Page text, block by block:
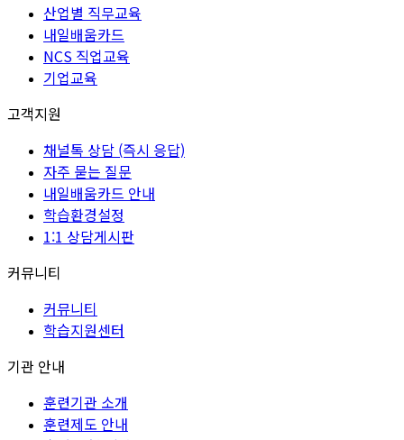
산업별 직무교육
내일배움카드
NCS 직업교육
기업교육
고객지원
채널톡 상담 (즉시 응답)
자주 묻는 질문
내일배움카드 안내
학습환경설정
1:1 상담게시판
커뮤니티
커뮤니티
학습지원센터
기관 안내
훈련기관 소개
훈련제도 안내